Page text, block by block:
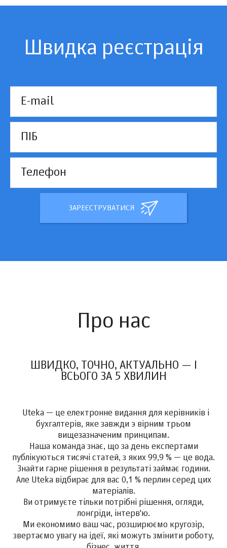
Швидка реєстрація
ЗАРЕЄСТРУВАТИСЯ
Про нас
ШВИДКО, ТОЧНО, АКТУАЛЬНО — І
ВСЬОГО ЗА 5 ХВИЛИН
Uteka — це електронне видання для керівників і
бухгалтерів, яке завжди э вірним трьом
вищезазначеним принципам.
Наша команда знає, що за день експертами
публікуються тисячі статей, з яких 99,9 % — це вода.
Знайти гарне рішення в результаті займає години.
Але Uteka відбирає для вас 0,1 % перлин серед цих
матеріалів.
Ви отримуєте тільки потрібні рішення, огляди,
лонгріди, інтерв'ю.
Ми економимо ваш час, розширюємо кругозір,
звертаємо увагу на ідеї, які можуть змінити роботу,